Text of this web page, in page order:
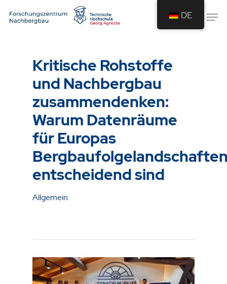
starten oder ESC um die Suche zu
schließen.
Kritische Rohstoffe
und Nachbergbau
zusammendenken:
Warum Datenräume
für Europas
entscheidend sind
Allgemein
DE